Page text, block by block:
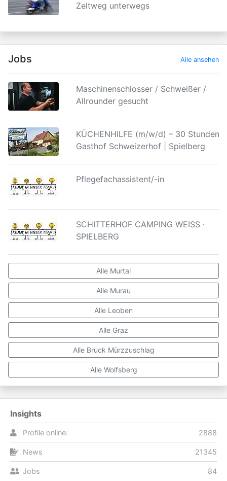
Zeltweg unterwegs
Jobs Alle ansehen
Maschinenschlosser / Schweißer /
Allrounder gesucht
KÜCHENHILFE (m/w/d) – 30 Stunden |
Gasthof Schweizerhof | Spielberg
Pflegefachassistent/-in
SCHITTERHOF CAMPING WEISS ·
SPIELBERG
Alle Murtal
Alle Murau
Alle Leoben
Alle Graz
Alle Bruck Mürzzuschlag
Alle Wolfsberg
Insights
Profile online: 2888
News 21345
Jobs 84